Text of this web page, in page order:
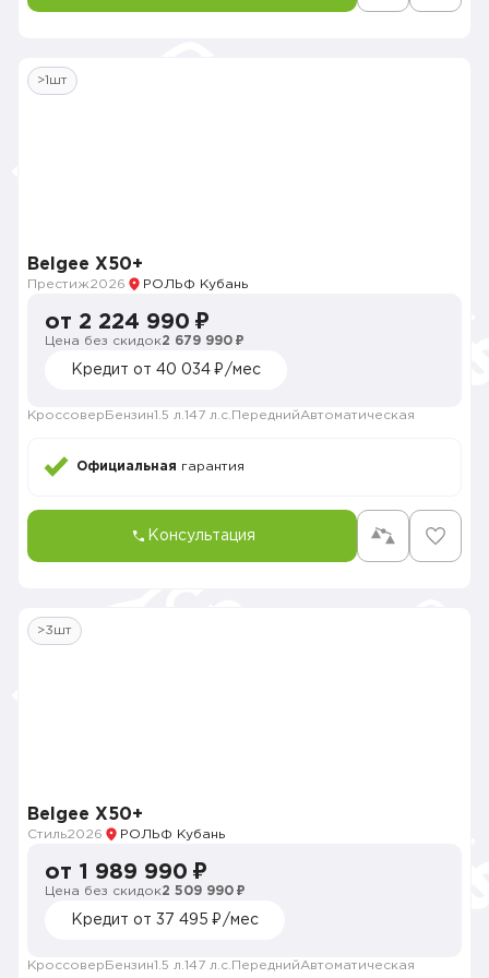
>1шт
Belgee X50+
Престиж2026 РОЛЬФ Кубань
от 2 224 990 ₽
Цена без скидок2 679 990 ₽
Кредит от 40 034 ₽/мес
Кроссовер Бензин1.5 л. 147 л.с. ПереднийАвтоматическая
Официальная гарантия
Консультация
>3шт
Belgee X50+
Стиль2026 РОЛЬФ Кубань
от 1 989 990 ₽
Цена без скидок2 509 990 ₽
Кредит от 37 495 ₽/мес
Кроссовер Бензин1.5 л. 147 л.с. ПереднийАвтоматическая